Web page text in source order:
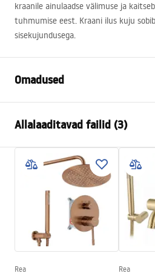
kraanile ainulaadse välimuse ja
tuhmumise eest. Kraani ilus kuju
sisekujundusega.
Omadused
Paigaldusviis
Värv
Vooliku tüüp
Materjal
Väljalaskeava ulatus
Kõrgus
Kattetehnoloogia
Ühenduse läbimõõt
Allalaaditavad failid (3)
Garantiitingimused
Paigaldusjuhend
faucet.pdf
Rea Rea